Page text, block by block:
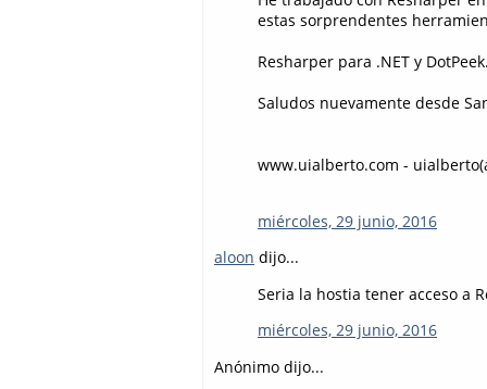
estas sorprendentes
Resharper para .NET y
Saludos nuevamente desde
www.uialberto.com -
miércoles, 29 junio, 2016
aloon dijo...
Seria la hostia tener acceso a
miércoles, 29 junio, 2016
Anónimo dijo...